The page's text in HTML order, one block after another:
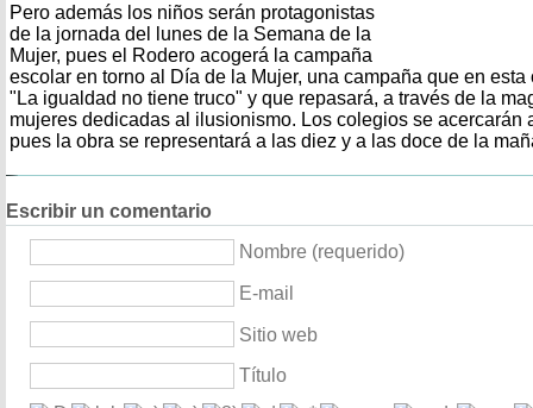
Pero además los niños serán protagonistas
de la jornada del lunes de la Semana de la
Mujer, pues el Rodero acogerá la campaña
escolar en torno al Día de la Mujer, una campaña que en
"La igualdad no tiene truco" y que repasará, a través de la
mujeres dedicadas al ilusionismo. Los colegios se acercarán
pues la obra se representará a las diez y a las doce de la
Escribir un comentario
Nombre (requerido)
E-mail
Sitio web
Título